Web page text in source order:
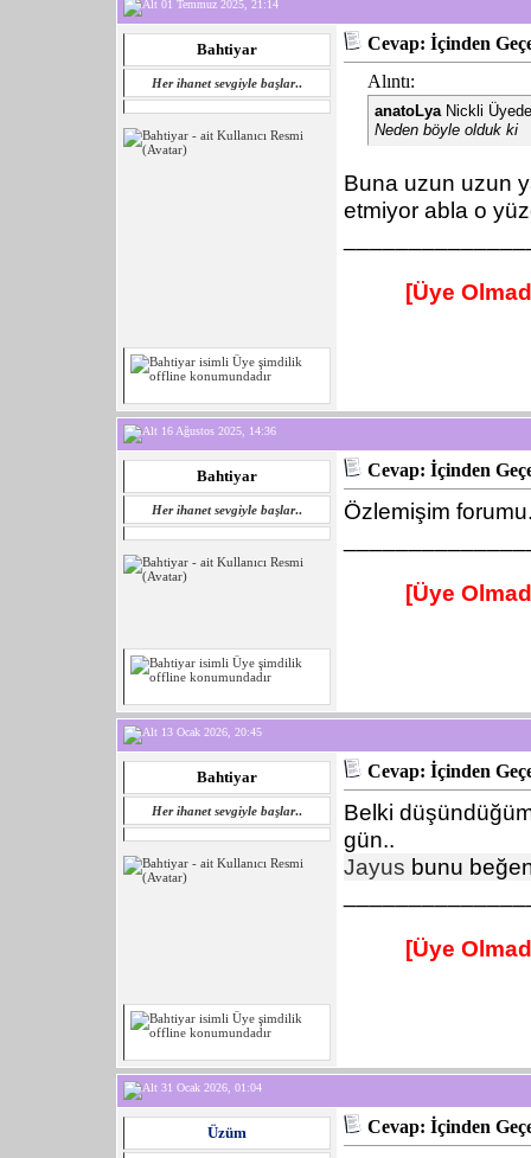
01 Temmuz 2025, 21:14
Bahtiyar
Her ihanet sevgiyle başlar..
Cevap: İçinden
Alıntı:
anatoLya Nickli
Neden böyle olduk ki
Buna uzun uzun
etmiyor abla o
[Üye
16 Ağustos 2025, 14:36
Bahtiyar
Her ihanet sevgiyle başlar..
Cevap: İçinden
Özlemişim
[Üye
13 Ocak 2026, 20:45
Bahtiyar
Her ihanet sevgiyle başlar..
Cevap: İçinden
Belki
gün..
Jayus bunu
[Üye
31 Ocak 2026, 01:04
Üzüm Cevap: İçinden